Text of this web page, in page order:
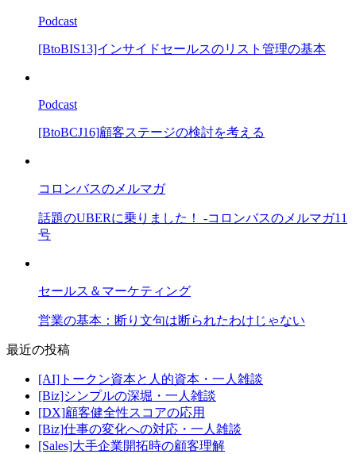
Podcast
[BtoBIS13]インサイドセールスのリスト管理の基本
Podcast
[BtoBCJ16]顧客ステージの検討を考える
コロンバスのメルマガ
話題のUBERに乗りました！ -コロンバスのメルマガ11
号
セールス＆マーケティング
営業の基本：断り文句は断られたわけじゃない
最近の投稿
[AI]トークン資本と人的資本・一人雑談
[Biz]シンプルの深堀・一人雑談
[DX]顧客健全性スコアの応用
[Biz]仕事の変化への対応・一人雑談
[Sales]大手企業開拓時の顧客理解